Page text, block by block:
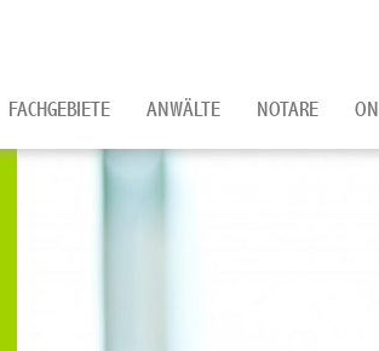
FACHGEBIETE ANWÄLTE NOTARE